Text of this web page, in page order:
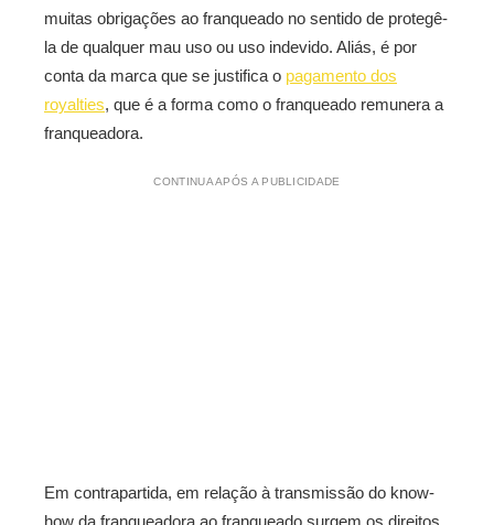
muitas obrigações ao franqueado no sentido de protegê-
la de qualquer mau uso ou uso indevido. Aliás, é por
conta da marca que se justifica o pagamento dos
royalties, que é a forma como o franqueado remunera a
franqueadora.
CONTINUA APÓS A PUBLICIDADE
Em contrapartida, em relação à transmissão do know-
how da franqueadora ao franqueado surgem os direitos